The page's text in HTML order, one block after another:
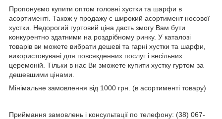
Пропонуємо купити оптом головні хустки та шарфи в
асортименті. Також у продажу є широкий асортимент носової
хустки. Недорогий гуртовий ціна дасть змогу Вам бути
конкурентно здатними на роздрібному ринку. У каталозі
товарів ви можете вибрати дешеві та гарні хустки та шарфи,
використовувані для повсякденних послуг і весільних
церемоній. Тільки в нас Ви зможете купити хустку гуртом за
дешевшими цінами.
Мінімальне замовлення від 1000 грн. (в асортименті товару)
Приймання замовлень і консультації по телефону: (38) 067-